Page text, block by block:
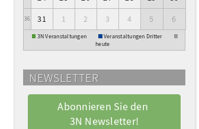
36 31 1 2 3 4 5 6
3N Veranstaltungen
Veranstaltungen Dritter
heute
NEWSLETTER
Abonnieren Sie den
3N Newsletter!